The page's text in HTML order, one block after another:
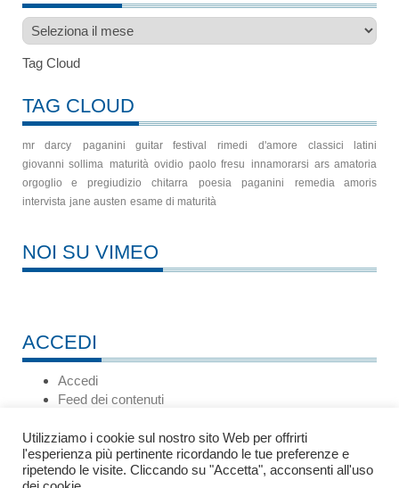
Archivio
Tag Cloud
TAG CLOUD
mr darcy paganini guitar festival rimedi d'amore
classici latini
giovanni sollima maturità ovidio paolo fresu innamorarsi ars amatoria
orgoglio e pregiudizio
chitarra poesia paganini
remedia amoris
intervista jane austen esame di maturità
NOI SU VIMEO
ACCEDI
Accedi
Feed dei contenuti
WordPress.org
Utilizziamo i cookie sul nostro sito Web per offrirti
l'esperienza più pertinente ricordando le tue preferenze e
ripetendo le visite. Cliccando su "Accetta", acconsenti all'uso